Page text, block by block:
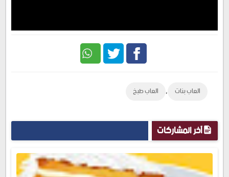
العاب بنات , العاب طبخ
آخر المشاركات